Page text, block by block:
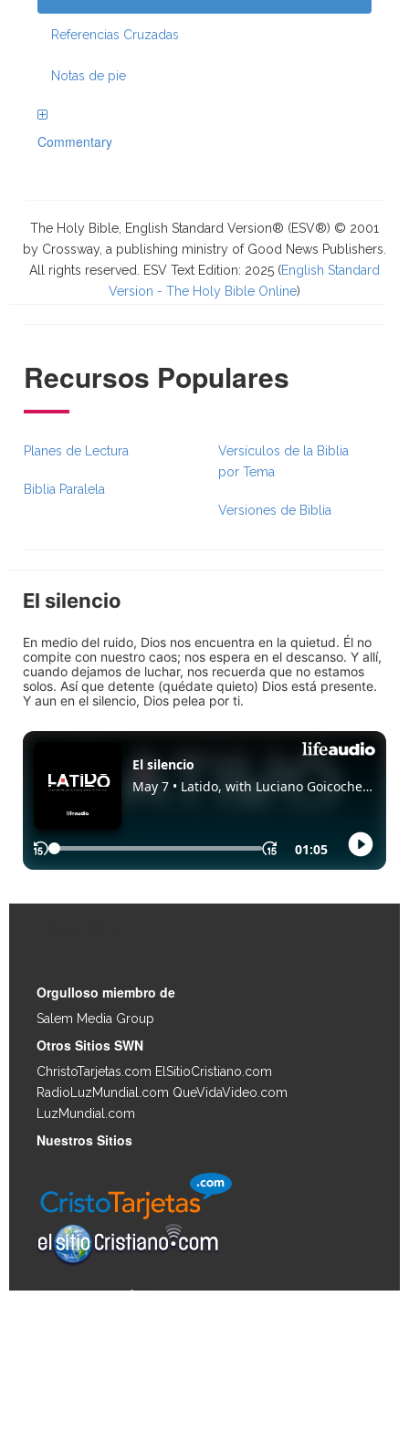
Referencias Cruzadas
Notas de pie
Commentary
The Holy Bible, English Standard Version® (ESV®) © 2001
by Crossway, a publishing ministry of Good News Publishers.
All rights reserved. ESV Text Edition: 2025 (English Standard
Version - The Holy Bible Online)
Recursos Populares
Planes de Lectura
Biblia Paralela
Versículos de la Biblia
por Tema
Versiones de Biblia
El silencio
En medio del ruido, Dios nos encuentra en la quietud. Él no
compite con nuestro caos; nos espera en el descanso. Y allí,
cuando dejamos de luchar, nos recuerda que no estamos
solos. Así que detente (quédate quieto) Dios está presente.
Y aun en el silencio, Dios pelea por ti.
Orgulloso miembro de
Salem Media Group
Otros Sitios SWN
ChristoTarjetas.com ElSitioCristiano.com
RadioLuzMundial.com QueVidaVideo.com
LuzMundial.com
Nuestros Sitios